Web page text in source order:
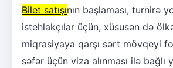
Bilet satışının başlaması, turnirə
istehlakçılar üçün, xüsusən də
miqrasiyaya qarşı sərt mövqeyi
səfər üçün viza alınması ilə bağlı